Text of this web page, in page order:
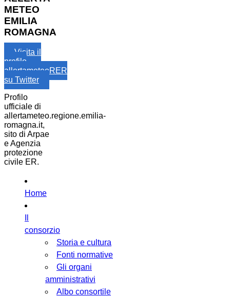
METEO
EMILIA
ROMAGNA
Visita il
profilo
allertameteoRER
su Twitter
Profilo
ufficiale di
allertameteo.regione.emilia-
romagna.it,
sito di Arpae
e Agenzia
protezione
civile ER.
Home
consorzio
Storia e cultura
Fonti normative
Gli organi
amministrativi
Albo consortile